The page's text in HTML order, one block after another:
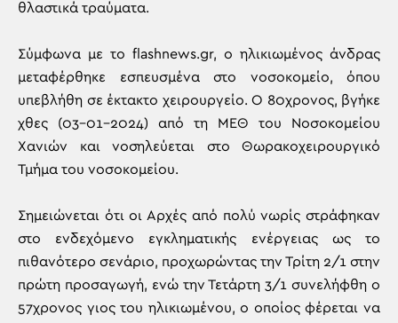
θλαστικά τραύματα.
Σύμφωνα με το flashnews.gr, ο ηλικιωμένος άνδρας
μεταφέρθηκε εσπευσμένα στο νοσοκομείο, όπου
υπεβλήθη σε έκτακτο χειρουργείο. Ο 80χρονος, βγήκε
χθες (03-01-2024) από τη ΜΕΘ του Νοσοκομείου
Χανιών και νοσηλεύεται στο Θωρακοχειρουργικό
Τμήμα του νοσοκομείου.
Σημειώνεται ότι οι Αρχές από πολύ νωρίς στράφηκαν
στο ενδεχόμενο εγκληματικής ενέργειας ως το
πιθανότερο σενάριο, προχωρώντας την Τρίτη 2/1 στην
πρώτη προσαγωγή, ενώ την Τετάρτη 3/1 συνελήφθη ο
57χρονος γιος του ηλικιωμένου, ο οποίος φέρεται να